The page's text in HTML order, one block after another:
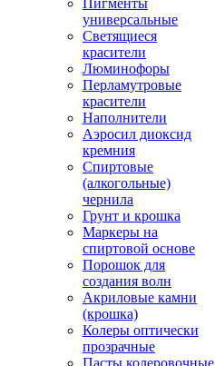
Пигменты
универсальные
Светящиеся
красители
Люминофоры
Перламутровые
красители
Наполнители
Аэросил диоксид
кремния
Спиртовые
(алкогольные)
чернила
Грунт и крошка
Маркеры на
спиртовой основе
Порошок для
создания волн
Акриловые камни
(крошка)
Колеры оптически
прозрачные
Пасты колеровочные